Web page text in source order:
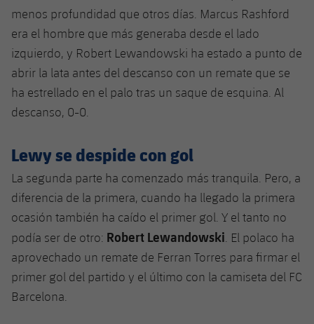
Jugadores
Fotos
Historia
Palmarés
Clasificaciones
Juvenil
Infantil
Alevín
Noticias
Atletismo
plusicon
más
Actualidad
Masculino
Agenda
Baloncesto en silla de ruedas
plusicon
más
Actualidad
Calendario
Resultados
Clasificaciones
Hockey sobre hielo
plusicon
más
Jugadores
Calendario
Resultados
Clasificaciones
plusicon
Noticias
Hockey Hierba Masculino
Patinaje artístico
plusicon
más
Actualidad
Plantilla
Agenda
Escuela de Patinaje
Rugby
plusicon
más
Actualidad
Voleibol
plusicon
más
menos profundidad que otros días. Marcus Rashford
era el hombre que más generaba desde el lado
izquierdo, y Robert Lewandowski ha estado a punto de
abrir la lata antes del descanso con un remate que se
ha estrellado en el palo tras un saque de esquina. Al
descanso, 0-0.
Lewy se despide con gol
La segunda parte ha comenzado más tranquila. Pero, a
diferencia de la primera, cuando ha llegado la primera
ocasión también ha caído el primer gol. Y el tanto no
podía ser de otro: Robert Lewandowski . El polaco ha
aprovechado un remate de Ferran Torres para firmar el
primer gol del partido y el último con la camiseta del FC
Barcelona.